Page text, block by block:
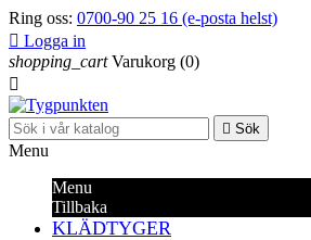
Ring oss: 0700-90 25 16 (e-posta helst)
 Logga in
shopping_cart Varukorg (0)

 Sök
Menu
Menu
Tillbaka
KLÄDTYGER